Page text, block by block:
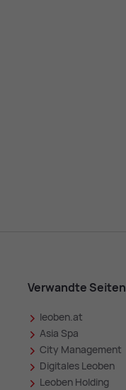
Verwandte Seiten
leoben.at
Asia Spa
City Management
Digitales Leoben
Leoben Holding